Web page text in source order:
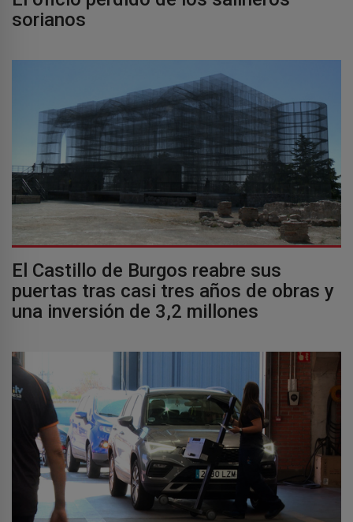
sorianos
El Castillo de Burgos reabre sus
puertas tras casi tres años de obras y
una inversión de 3,2 millones